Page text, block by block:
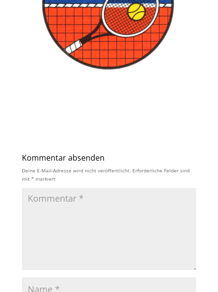
Kommentar absenden
Deine E-Mail-Adresse wird nicht veröffentlicht. Erforderliche Felder sind
mit * markiert